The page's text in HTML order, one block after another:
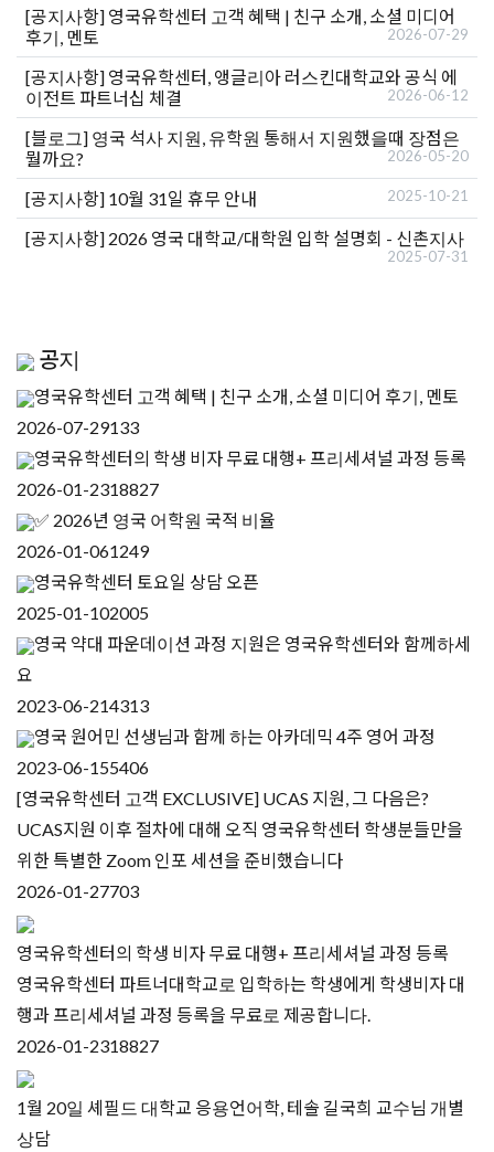
[공지사항] 영국유학센터 고객 혜택 | 친구 소개, 소셜 미디어
후기, 멘토
2026-07-29
[공지사항] 영국유학센터, 앵글리아 러스킨대학교와 공식 에
이전트 파트너십 체결
2026-06-12
[블로그] 영국 석사 지원, 유학원 통해서 지원했을때 장점은
뭘까요?
2026-05-20
[공지사항] 10월 31일 휴무 안내 2025-10-21
[공지사항] 2026 영국 대학교/대학원 입학 설명회 - 신촌지사
2025-07-31
공지
영국유학센터 고객 혜택 | 친구 소개, 소셜 미디어 후기, 멘토
2026-07-29133
영국유학센터의 학생 비자 무료 대행+ 프리세셔널 과정 등록
2026-01-2318827
✅ 2026년 영국 어학원 국적 비율
2026-01-061249
영국유학센터 토요일 상담 오픈
2025-01-102005
영국 약대 파운데이션 과정 지원은 영국유학센터와 함께하세
요
2023-06-214313
영국 원어민 선생님과 함께 하는 아카데믹 4주 영어 과정
2023-06-155406
[영국유학센터 고객 EXCLUSIVE] UCAS 지원, 그 다음은?
UCAS지원 이후 절차에 대해 오직 영국유학센터 학생분들만을
위한 특별한 Zoom 인포 세션을 준비했습니다
2026-01-27703
영국유학센터의 학생 비자 무료 대행+ 프리세셔널 과정 등록
영국유학센터 파트너대학교로 입학하는 학생에게 학생비자 대
행과 프리세셔널 과정 등록을 무료로 제공합니다.
2026-01-2318827
1월 20일 셰필드 대학교 응용언어학, 테솔 길국희 교수님 개별
상담